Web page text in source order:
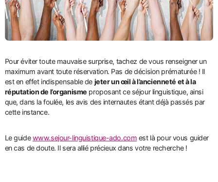
Pour éviter toute mauvaise surprise, tachez de vous renseigner un
maximum avant toute réservation. Pas de décision prématurée ! Il
est en effet indispensable de jeter un œil à l’ancienneté et à la
réputation de l’organisme proposant ce séjour linguistique, ainsi
que, dans la foulée, les avis des internautes étant déjà passés par
cette instance.
Le guidewww.sejour-linguistique-ado.com est là pour vous guider
en cas de doute. Il sera allié précieux dans votre recherche !